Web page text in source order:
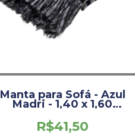
Manta para Sofá - Azul
Madri - 1,40 x 1,60
R$41,50